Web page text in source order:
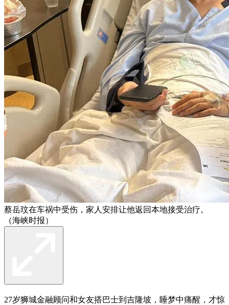
蔡岳玟在车祸中受伤，家人安排让他返回本地接受治疗。
（海峡时报）
27岁狮城金融顾问和女友搭巴士到吉隆坡，睡梦中痛醒，才惊